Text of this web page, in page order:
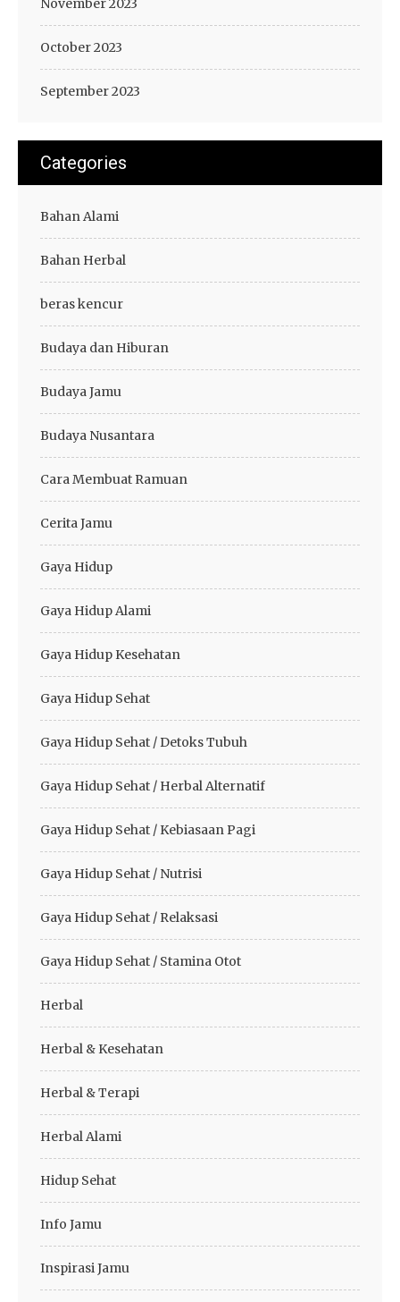
October 2023
September 2023
Categories
Bahan Alami
Bahan Herbal
beras kencur
Budaya dan Hiburan
Budaya Jamu
Budaya Nusantara
Cara Membuat Ramuan
Cerita Jamu
Gaya Hidup
Gaya Hidup Alami
Gaya Hidup Kesehatan
Gaya Hidup Sehat
Gaya Hidup Sehat / Detoks Tubuh
Gaya Hidup Sehat / Herbal Alternatif
Gaya Hidup Sehat / Kebiasaan Pagi
Gaya Hidup Sehat / Nutrisi
Gaya Hidup Sehat / Relaksasi
Gaya Hidup Sehat / Stamina Otot
Herbal
Herbal & Kesehatan
Herbal & Terapi
Herbal Alami
Hidup Sehat
Info Jamu
Inspirasi Jamu